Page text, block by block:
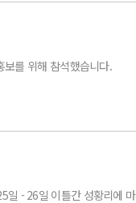
방법에 중점을 두어 진행하
사용방법에 대한 교육도
좋은 시간이었습니다.
를 위해 참석했습니다.
- 26일 이틀간 성황리에